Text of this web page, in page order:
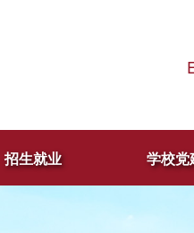
招生就业 学校党